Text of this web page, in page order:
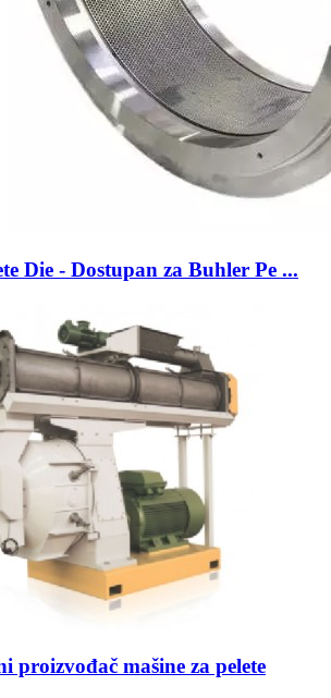
Die - Dostupan za Buhler Pe ...
proizvođač mašine za pelete